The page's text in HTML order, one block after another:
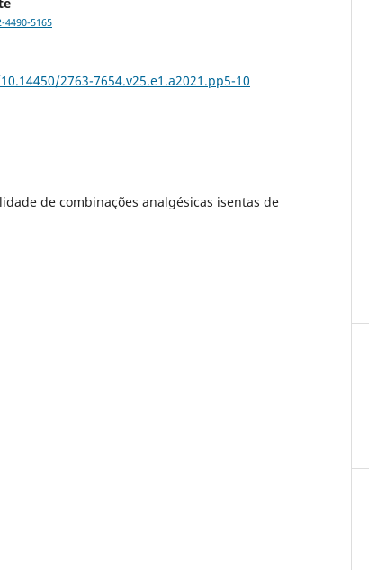
5165
2763-7654.v25.e1.a2021.pp5-10
de combinações analgésicas isentas de